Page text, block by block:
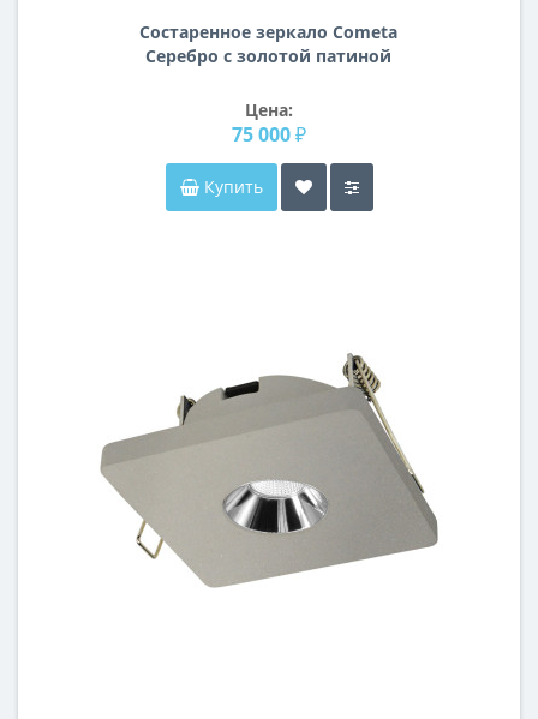
Состаренное зеркало Cometa
Серебро с золотой патиной
Цена:
75 000 ₽
Купить